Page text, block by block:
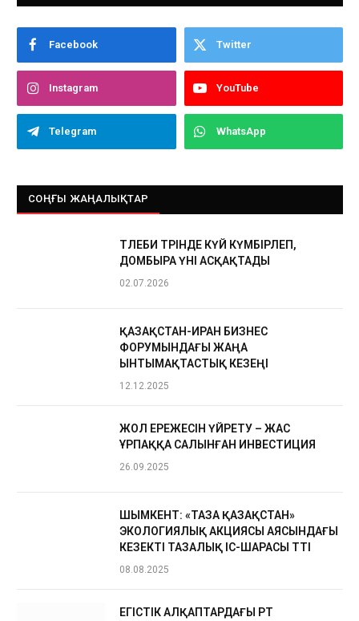
Facebook Twitter
Instagram YouTube
Telegram WhatsApp
СОҢҒЫ ЖАҢАЛЫҚТАР
ТӨЛЕБИ ТӨРІНДЕ КҮЙ КҮМБІРЛЕП,
ДОМБЫРА ҮНІ АСҚАҚТАДЫ
02.07.2026
ҚАЗАҚСТАН-ИРАН БИЗНЕС
ФОРУМЫНДАҒЫ ЖАҢА
ЫНТЫМАҚТАСТЫҚ КЕЗЕҢІ
12.12.2025
ЖОЛ ЕРЕЖЕСІН ҮЙРЕТУ – ЖАС
ҰРПАҚҚА САЛЫНҒАН ИНВЕСТИЦИЯ
26.09.2025
ШЫМКЕНТ: «ТАЗА ҚАЗАҚСТАН»
ЭКОЛОГИЯЛЫҚ АКЦИЯСЫ АЯСЫНДАҒЫ
КЕЗЕКТІ ТАЗАЛЫҚ ІС-ШАРАСЫ ӨТТІ
08.08.2025
ЕГІСТІК АЛҚАПТАРДАҒЫ ӨРТ